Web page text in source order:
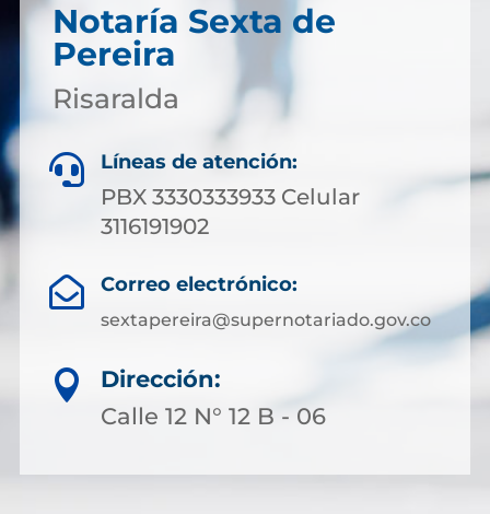
Notaría Sexta de
Pereira
Risaralda
 Líneas de atención:
PBX 3330333933 Celular
3116191902
 Correo electrónico:
sextapereira@supernotariado.gov.co

Dirección:
Calle 12 N° 12 B - 06